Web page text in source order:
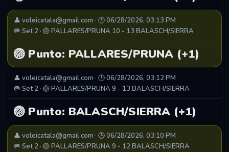
👤 voleicatala@gmail.com · 🕒 06/28/2026, 03:13 PM
🥅 Set 2 · 🏐 PALLARES/PRUNA 10 - 13 BALASCH/SIERRA
🏐 Punto: PALLARES/PRUNA (+1)
👤 voleicatala@gmail.com · 🕒 06/28/2026, 03:12 PM
🥅 Set 2 · 🏐 PALLARES/PRUNA 9 - 13 BALASCH/SIERRA
🏐 Punto: BALASCH/SIERRA (+1)
👤 voleicatala@gmail.com · 🕒 06/28/2026, 03:10 PM
🥅 Set 2 · 🏐 PALLARES/PRUNA 9 - 12 BALASCH/SIERRA